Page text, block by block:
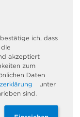
ich, dass
akzeptiert
zum
Daten
unter
sind.